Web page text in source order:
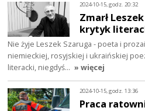
2024-10-15, godz. 20:32
Zmarł
krytyk
Nie żyje Leszek Szaruga - poeta i
niemieckiej, rosyjskiej i ukraińskiej
literacki, niegdyś… » więcej
2024-10-15, godz. 13:36
Praca